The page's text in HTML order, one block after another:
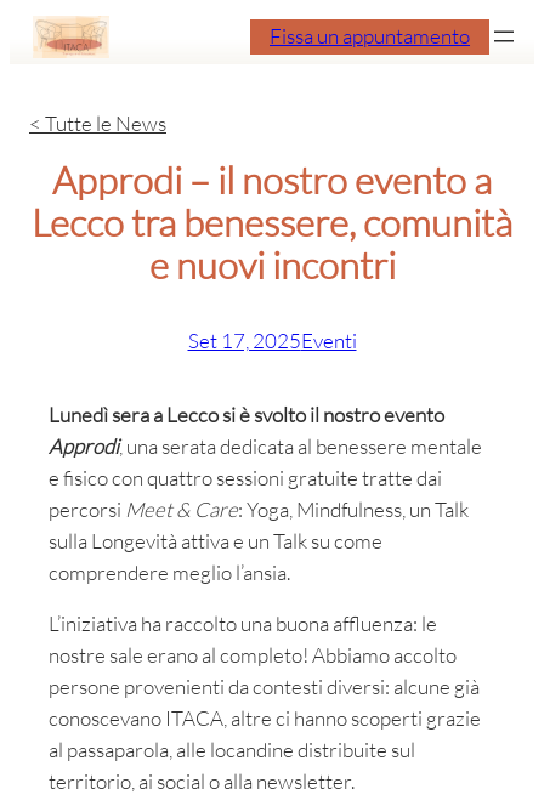
Fissa un appuntamento
< Tutte le News
Approdi – il nostro evento a
Lecco tra benessere, comunità
e nuovi incontri
Set 17, 2025Eventi
Lunedì sera a Lecco si è svolto il nostro evento
Approdi, una serata dedicata al benessere mentale
e fisico con quattro sessioni gratuite tratte dai
percorsi Meet & Care: Yoga, Mindfulness, un Talk
sulla Longevità attiva e un Talk su come
comprendere meglio l’ansia.
L’iniziativa ha raccolto una buona affluenza: le
nostre sale erano al completo! Abbiamo accolto
persone provenienti da contesti diversi: alcune già
conoscevano ITACA, altre ci hanno scoperti grazie
al passaparola, alle locandine distribuite sul
territorio, ai social o alla newsletter.